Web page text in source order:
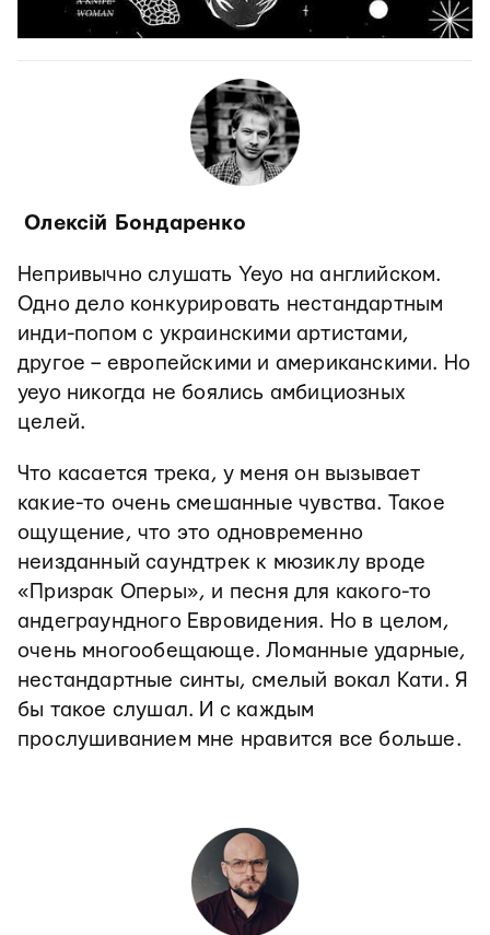
Олексій Бондаренко
Непривычно слушать Yeyo на английском.
Одно дело конкурировать нестандартным
инди-попом с украинскими артистами,
другое – европейскими и американскими. Но
yeyo никогда не боялись амбициозных
целей.
Что касается трека, у меня он вызывает
какие-то очень смешанные чувства. Такое
ощущение, что это одновременно
неизданный саундтрек к мюзиклу вроде
«Призрак Оперы», и песня для какого-то
андеграундного Евровидения. Но в целом,
очень многообещающе. Ломанные ударные,
нестандартные синты, смелый вокал Кати. Я
бы такое слушал. И с каждым
прослушиванием мне нравится все больше.